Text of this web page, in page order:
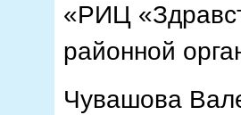
«РИЦ
районной
Чувашова